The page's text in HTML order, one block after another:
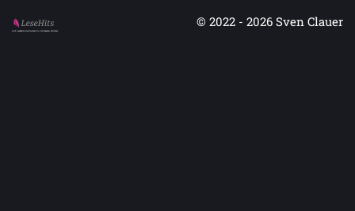
Auf LeseHits.de findest Du die besten Bücher.
© 2022 - 2026 Sven Clauer